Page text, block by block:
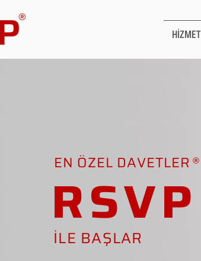
EN ÖZEL DAVETLER
RSVP
İLE BAŞLAR